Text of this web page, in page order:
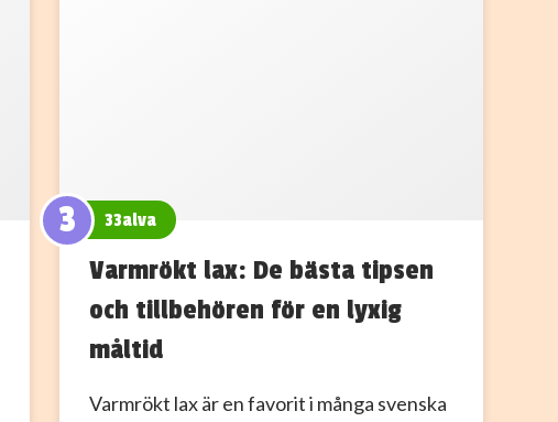
3 33alva
Varmrökt lax: De bästa tipsen
och tillbehören för en lyxig
måltid
Varmrökt lax är en favorit i många svenska